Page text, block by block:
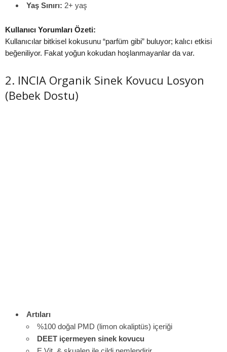
Yaş Sınırı: 2+ yaş
Kullanıcı Yorumları Özeti:
Kullanıcılar bitkisel kokusunu “parfüm gibi” buluyor; kalıcı etkisi
beğeniliyor. Fakat yoğun kokudan hoşlanmayanlar da var.
2. INCIA Organik Sinek Kovucu Losyon
(Bebek Dostu)
Artıları
%100 doğal PMD (limon okaliptüs) içeriği
DEET içermeyen sinek kovucu